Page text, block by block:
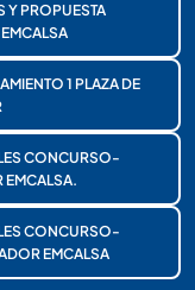
Y PROPUESTA
1 PLAZA DE
CONCURSO-
EMCALSA.
CONCURSO-
EMCALSA